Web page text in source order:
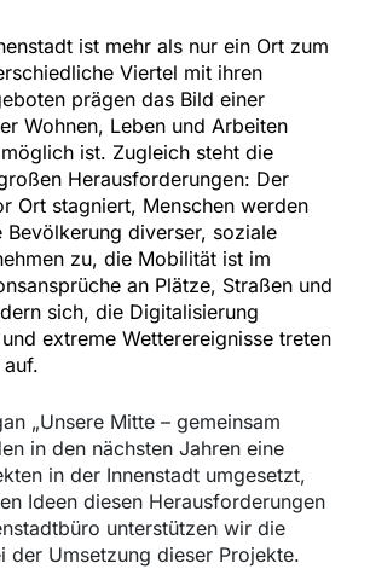
ist mehr als nur ein Ort zum
Viertel mit ihren
prägen das Bild einer
Wohnen, Leben und Arbeiten
ist. Zugleich steht die
Herausforderungen: Der
Ort stagniert, Menschen werden
Bevölkerung diverser, soziale
zu, die Mobilität ist im
an Plätze, Straßen und
sich, die Digitalisierung
extreme Wetterereignisse treten
„Unsere Mitte – gemeinsam
in den nächsten Jahren eine
in der Innenstadt umgesetzt,
Ideen diesen Herausforderungen
unterstützen wir die
der Umsetzung dieser Projekte.